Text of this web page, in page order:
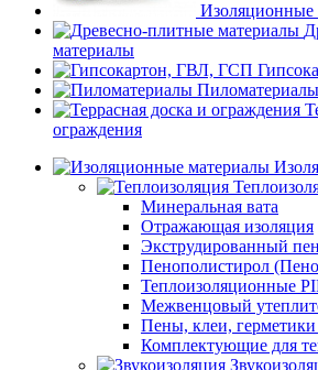
Изоляционные
материалы
Пиломатериалы
ограждения
Минеральная вата
Отражающая изоляция
Экструдированный
Пенополистирол
Теплоизоляционные
Межвенцовый
Пены, клеи, герметики
Комплектующие для